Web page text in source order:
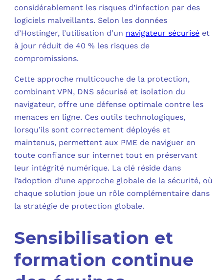
considérablement les risques d’infection par des
logiciels malveillants. Selon les données
d’Hostinger, l’utilisation d’un navigateur sécurisé et
à jour réduit de 40 % les risques de
compromissions.
Cette approche multicouche de la protection,
combinant VPN, DNS sécurisé et isolation du
navigateur, offre une défense optimale contre les
menaces en ligne. Ces outils technologiques,
lorsqu’ils sont correctement déployés et
maintenus, permettent aux PME de naviguer en
toute confiance sur internet tout en préservant
leur intégrité numérique. La clé réside dans
l’adoption d’une approche globale de la sécurité, où
chaque solution joue un rôle complémentaire dans
la stratégie de protection globale.
Sensibilisation et
formation continue